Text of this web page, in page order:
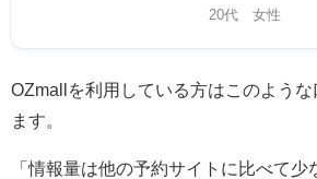
20代 女性
OZmallを利用している方はこのような
ます。
「情報量は他の予約サイトに比べて少